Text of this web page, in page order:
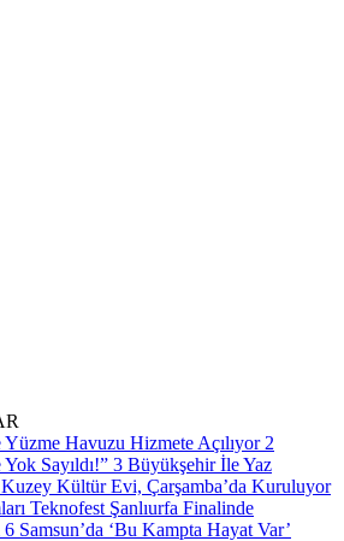
Havuzu Hizmete Açılıyor 2
Sayıldı!” 3 Büyükşehir İle Yaz
Kuzey Kültür Evi, Çarşamba’da Kuruluyor
Teknofest Şanlıurfa Finalinde
6 Samsun’da ‘Bu Kampta Hayat Var’